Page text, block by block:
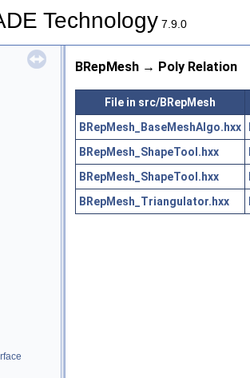
Technology 7.9.0
BRepMesh → Poly Relation
File in src/BRepMesh
BRepMesh_BaseMeshAlgo.hxx
BRepMesh_ShapeTool.hxx
BRepMesh_ShapeTool.hxx
BRepMesh_Triangulator.hxx